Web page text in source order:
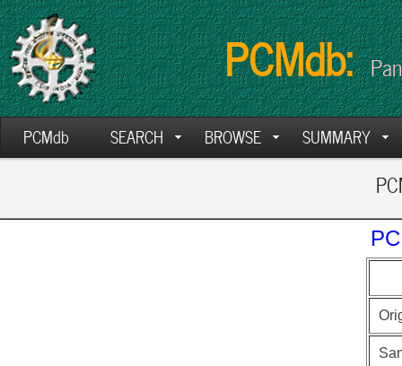
PCMdb:
PCMdb SEARCH BROWSE SUMMARY